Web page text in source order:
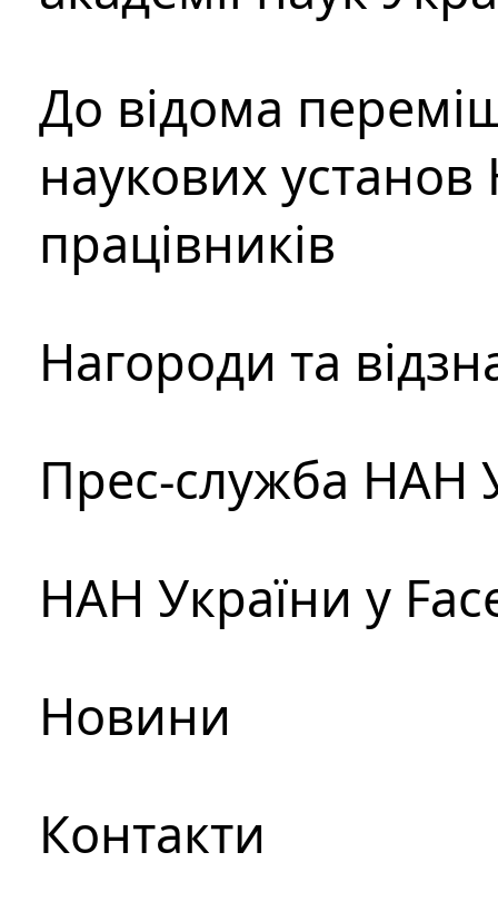
До відома
наукових установ
працівників
Нагороди та
Прес-служба НАН
НАН України у
Новини
Контакти